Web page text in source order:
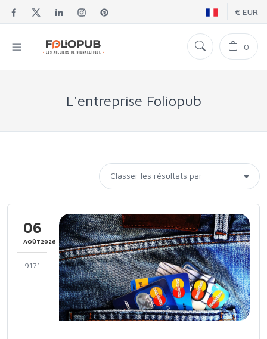
€ EUR
0
L'entreprise Foliopub
06
AOÛT2026
9171